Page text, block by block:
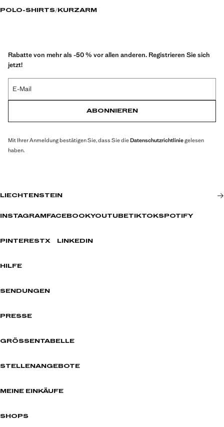
POLO-SHIRTS KURZARM
Rabatte von mehr als -50 % vor allen anderen. Registrieren Sie sich
jetzt!
E-Mail
ABONNIEREN
Mit Ihrer Anmeldung bestätigen Sie, dass Sie dieDatenschutzrichtliniegelesen
haben.
LIECHTENSTEIN
INSTAGRAM FACEBOOKYOUTUBETIKTOKSPOTIFY
PINTERESTX LINKEDIN
HILFE
SENDUNGEN
PRESSE
GRÖSSENTABELLE
STELLENANGEBOTE
MEINE EINKÄUFE
SHOPS